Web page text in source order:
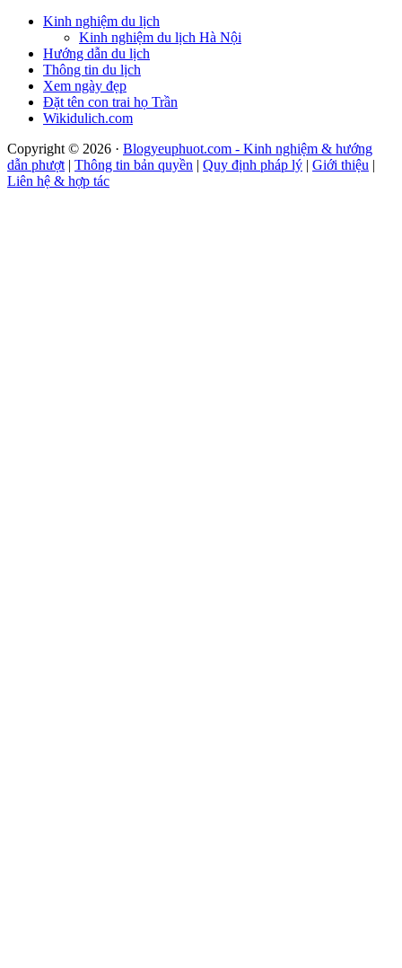
Kinh nghiệm du lịch
Kinh nghiệm du lịch Hà Nội
Hướng dẫn du lịch
Thông tin du lịch
Xem ngày đẹp
Đặt tên con trai họ Trần
Wikidulich.com
Copyright © 2026 · Blogyeuphuot.com - Kinh nghiệm & hướng
dẫn phượt| Thông tin bản quyền | Quy định pháp lý | Giới thiệu |
Liên hệ & hợp tác